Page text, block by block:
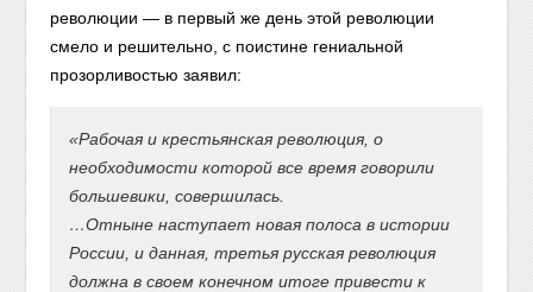
революции — в первый же день этой революции
смело и решительно, с поистине гениальной
прозорливостью заявил:
«Рабочая и крестьянская революция, о
необходимости которой все время говорили
большевики, совершилась.
…Отныне наступает новая полоса в истории
России, и данная, третья русская революция
должна в своем конечном итоге привести к